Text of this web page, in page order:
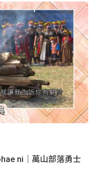
ni｜萬山部落勇士